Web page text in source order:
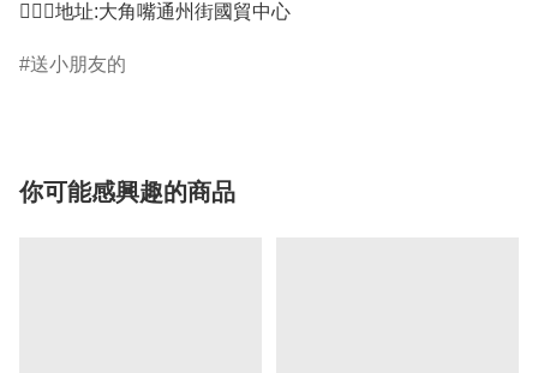
🙋🏻‍♀️地址:大角嘴通州街國貿中心
送小朋友的
你可能感興趣的商品